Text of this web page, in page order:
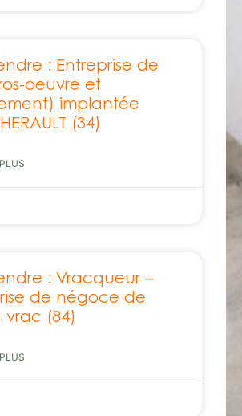
: Entreprise de
oeuvre et
implantée
(34)
: Vracqueur –
de négoce de
vrac (84)